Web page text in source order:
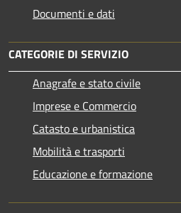
Documenti e dati
CATEGORIE DI SERVIZIO
Anagrafe e stato civile
Imprese e Commercio
Catasto e urbanistica
Mobilità e trasporti
Educazione e formazione